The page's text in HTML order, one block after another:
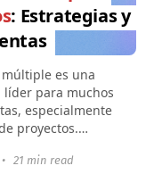
: Estrategias y
es una
líder para muchos
especialmente
proyectos.
se ha
• 21 min read